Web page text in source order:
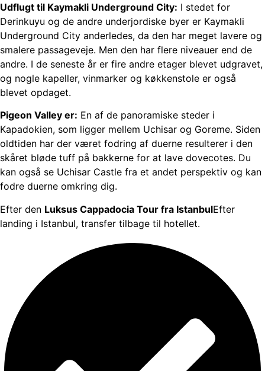
Udflugt til Kaymakli Underground City: I stedet for
Derinkuyu og de andre underjordiske byer er Kaymakli
Underground City anderledes, da den har meget lavere og
smalere passageveje. Men den har flere niveauer end de
andre. I de seneste år er fire andre etager blevet udgravet,
og nogle kapeller, vinmarker og køkkenstole er også
blevet opdaget.
Pigeon Valley er: En af de panoramiske steder i
Kapadokien, som ligger mellem Uchisar og Goreme. Siden
oldtiden har der været fodring af duerne resulterer i den
skåret bløde tuff på bakkerne for at lave dovecotes. Du
kan også se Uchisar Castle fra et andet perspektiv og kan
fodre duerne omkring dig.
Efter den Luksus Cappadocia Tour fra IstanbulEfter
landing i Istanbul, transfer tilbage til hotellet.